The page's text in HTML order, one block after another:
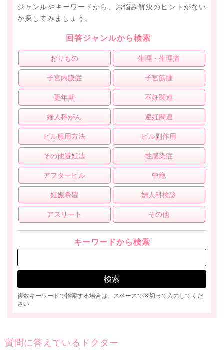
ジャンルやキーワードから、お悩み解決のヒントがない
か探してみましょう。
回答ジャンルから検索
おりもの 生理・生理痛
子宮内膜症 子宮筋腫
更年期 不妊関連
婦人科がん 避妊関連
ピル服用方法 ピル副作用
その他避妊法 性感染症
アフターピル 中絶
妊娠希望 婦人科検診
アスリート その他
キーワードから検索
複数キーワードで検索する場合は、スペースで区切って入力してくだ
さい
質問に答えているドクター